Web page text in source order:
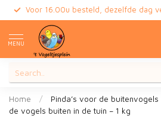
Voor 16.00u besteld, dezelfde dag
MENU
Home /
Pinda’s voor de
de vogels buiten in de tuin – 1 kg